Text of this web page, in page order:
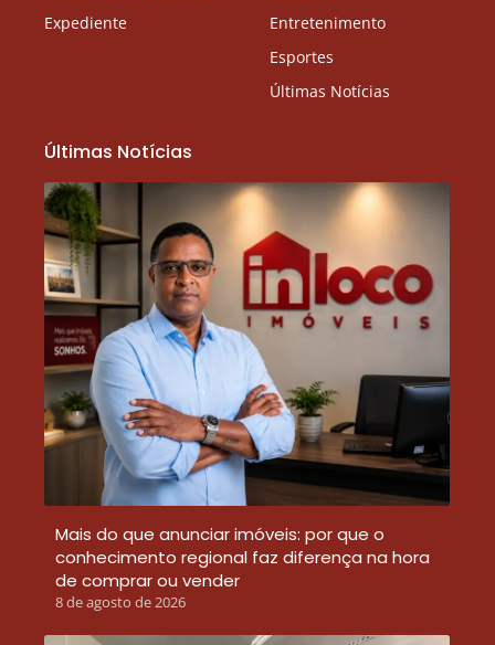
Expediente
Entretenimento
Esportes
Últimas Notícias
Últimas Notícias
Mais do que anunciar imóveis: por que o
conhecimento regional faz diferença na hora
de comprar ou vender
8 de agosto de 2026